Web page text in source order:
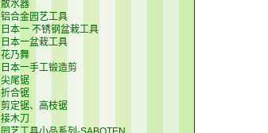
散水器
铝合金园艺工具
日本一 不锈钢盆栽工具
日本一盆栽工具
花乃舞
日本一手工锻造剪
尖尾锯
折合锯
剪定锯、高枝锯
接木刀